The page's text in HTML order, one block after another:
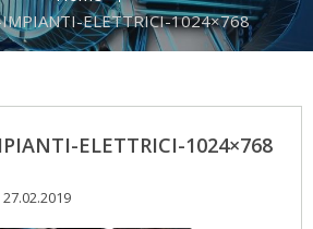
IMPIANTI-ELETTRICI-1024×768
ELETTRICI-1024×768
27.02.2019